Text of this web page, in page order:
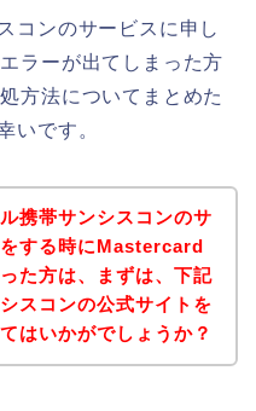
コンのサービスに申し
ラーが出てしまった方
方法についてまとめた
いです。
携帯サンシスコンのサ
する時にMastercard
た方は、まずは、下記
スコンの公式サイトを
はいかがでしょうか？